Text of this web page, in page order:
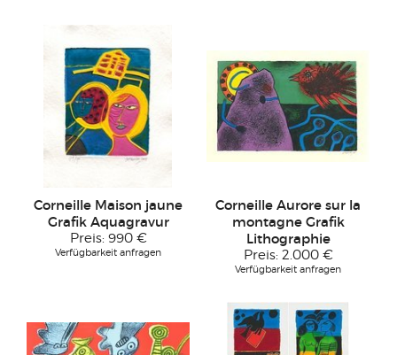
Corneille Maison jaune
Grafik Aquagravur
Preis: 990 €
Verfügbarkeit anfragen
Corneille Aurore sur la
montagne Grafik
Lithographie
Preis: 2.000 €
Verfügbarkeit anfragen